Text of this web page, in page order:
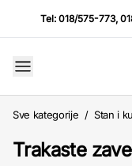
Tel:018/575-773,
Sve kategorije / Stan i
Trakaste